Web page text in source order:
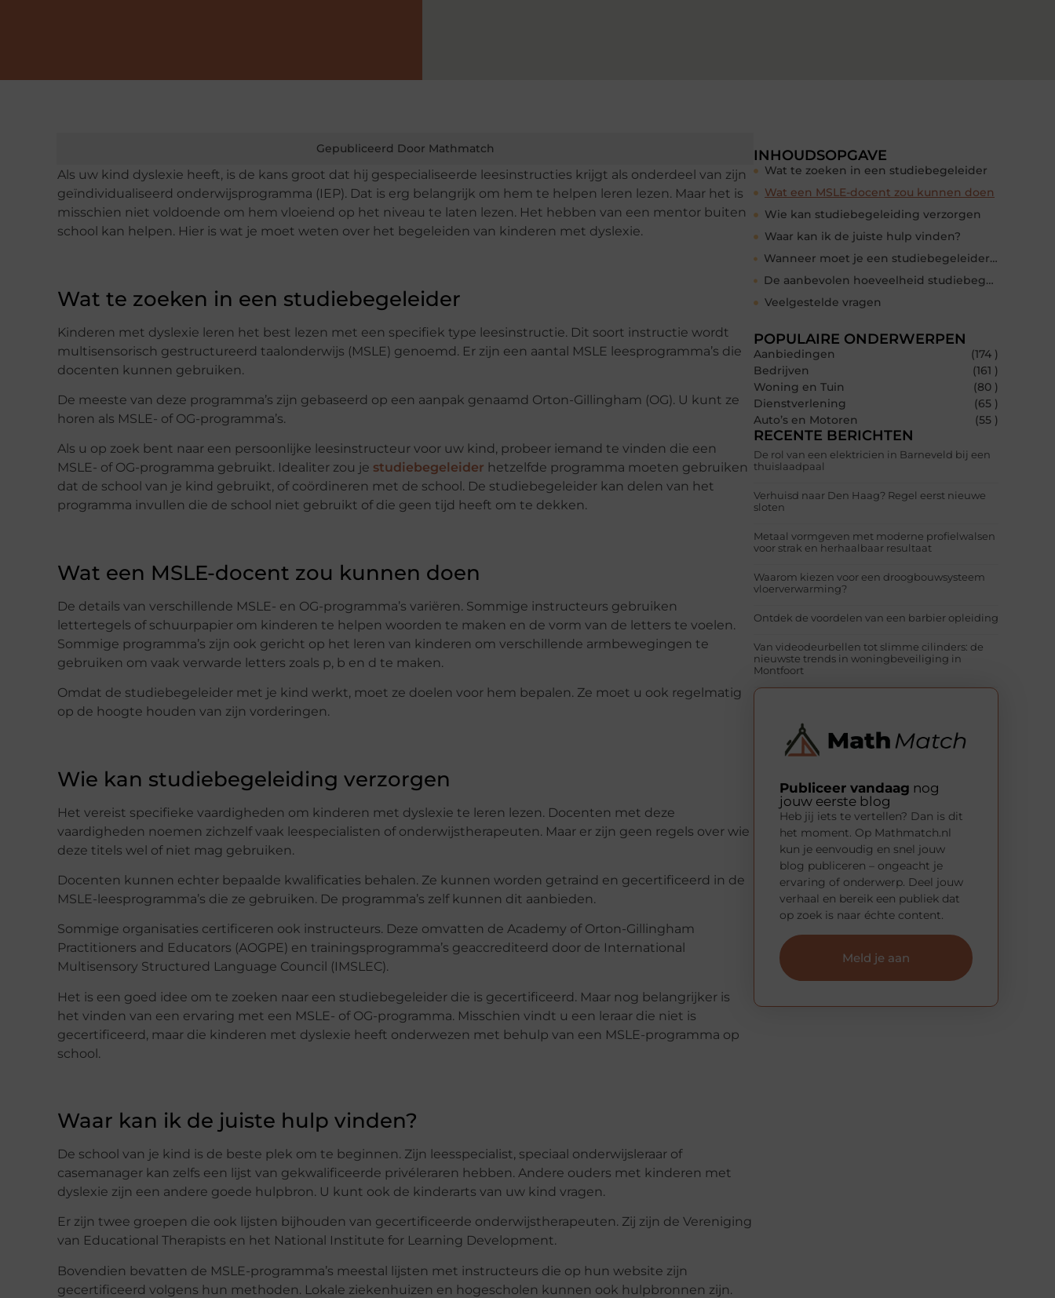
Gepubliceerd Door Mathmatch
Als uw kind dyslexie heeft, is de kans groot dat hij gespecialiseerde leesinstructies krijgt als onderdeel van zijn
geïndividualiseerd onderwijsprogramma (IEP). Dat is erg belangrijk om hem te helpen leren lezen. Maar het is
misschien niet voldoende om hem vloeiend op het niveau te laten lezen. Het hebben van een mentor buiten
school kan helpen. Hier is wat je moet weten over het begeleiden van kinderen met dyslexie.
Wat te zoeken in een studiebegeleider
Kinderen met dyslexie leren het best lezen met een specifiek type leesinstructie. Dit soort instructie wordt
multisensorisch gestructureerd taalonderwijs (MSLE) genoemd. Er zijn een aantal MSLE leesprogramma’s die
docenten kunnen gebruiken.
De meeste van deze programma’s zijn gebaseerd op een aanpak genaamd Orton-Gillingham (OG). U kunt ze
horen als MSLE- of OG-programma’s.
Als u op zoek bent naar een persoonlijke leesinstructeur voor uw kind, probeer iemand te vinden die een
MSLE- of OG-programma gebruikt. Idealiter zou je studiebegeleider hetzelfde programma moeten gebruiken
dat de school van je kind gebruikt, of coördineren met de school. De studiebegeleider kan delen van het
programma invullen die de school niet gebruikt of die geen tijd heeft om te dekken.
Wat een MSLE-docent zou kunnen doen
De details van verschillende MSLE- en OG-programma’s variëren. Sommige instructeurs gebruiken
lettertegels of schuurpapier om kinderen te helpen woorden te maken en de vorm van de letters te voelen.
Sommige programma’s zijn ook gericht op het leren van kinderen om verschillende armbewegingen te
gebruiken om vaak verwarde letters zoals p, b en d te maken.
Omdat de studiebegeleider met je kind werkt, moet ze doelen voor hem bepalen. Ze moet u ook regelmatig
op de hoogte houden van zijn vorderingen.
Wie kan studiebegeleiding verzorgen
Het vereist specifieke vaardigheden om kinderen met dyslexie te leren lezen. Docenten met deze
vaardigheden noemen zichzelf vaak leespecialisten of onderwijstherapeuten. Maar er zijn geen regels over wie
deze titels wel of niet mag gebruiken.
Docenten kunnen echter bepaalde kwalificaties behalen. Ze kunnen worden getraind en gecertificeerd in de
MSLE-leesprogramma’s die ze gebruiken. De programma’s zelf kunnen dit aanbieden.
Sommige organisaties certificeren ook instructeurs. Deze omvatten de Academy of Orton-Gillingham
Practitioners and Educators (AOGPE) en trainingsprogramma’s geaccrediteerd door de International
Multisensory Structured Language Council (IMSLEC).
Het is een goed idee om te zoeken naar een studiebegeleider die is gecertificeerd. Maar nog belangrijker is
het vinden van een ervaring met een MSLE- of OG-programma. Misschien vindt u een leraar die niet is
gecertificeerd, maar die kinderen met dyslexie heeft onderwezen met behulp van een MSLE-programma op
school.
Waar kan ik de juiste hulp vinden?
De school van je kind is de beste plek om te beginnen. Zijn leesspecialist, speciaal onderwijsleraar of
casemanager kan zelfs een lijst van gekwalificeerde privéleraren hebben. Andere ouders met kinderen met
dyslexie zijn een andere goede hulpbron. U kunt ook de kinderarts van uw kind vragen.
Er zijn twee groepen die ook lijsten bijhouden van gecertificeerde onderwijstherapeuten. Zij zijn de Vereniging
van Educational Therapists en het National Institute for Learning Development.
Bovendien bevatten de MSLE-programma’s meestal lijsten met instructeurs die op hun website zijn
gecertificeerd volgens hun methoden. Lokale ziekenhuizen en hogescholen kunnen ook hulpbronnen zijn.
INHOUDSOPGAVE
Wat te zoeken in een studiebegeleider
Wat een MSLE-docent zou kunnen doen
Wie kan studiebegeleiding verzorgen
Waar kan ik de juiste hulp vinden?
Wanneer moet je een studiebegeleider zoeken?
De aanbevolen hoeveelheid studiebegeleiding
Veelgestelde vragen
POPULAIRE ONDERWERPEN
Aanbiedingen
(174 )
Bedrijven
(161 )
Woning en Tuin
(80 )
Dienstverlening
(65 )
Auto’s en Motoren
(55 )
RECENTE BERICHTEN
De rol van een elektricien in Barneveld bij een
thuislaadpaal
Verhuisd naar Den Haag? Regel eerst nieuwe
sloten
Metaal vormgeven met moderne profielwalsen
voor strak en herhaalbaar resultaat
Waarom kiezen voor een droogbouwsysteem
vloerverwarming?
Ontdek de voordelen van een barbier opleiding
Van videodeurbellen tot slimme cilinders: de
nieuwste trends in woningbeveiliging in
Montfoort
Publiceer vandaag nog
jouw eerste blog
Heb jij iets te vertellen? Dan is dit
het moment. Op Mathmatch.nl
kun je eenvoudig en snel jouw
blog publiceren – ongeacht je
ervaring of onderwerp. Deel jouw
verhaal en bereik een publiek dat
op zoek is naar échte content.
Meld je aan